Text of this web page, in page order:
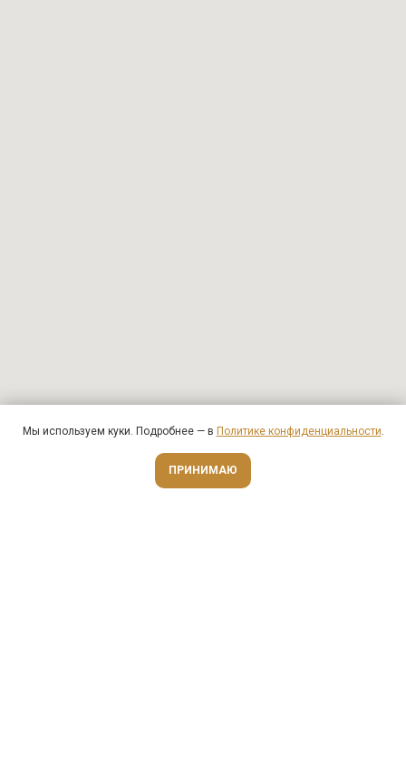
Мы используем куки. Подробнее — в Политике конфиденциальности.
ПРИНИМАЮОценить онлайн